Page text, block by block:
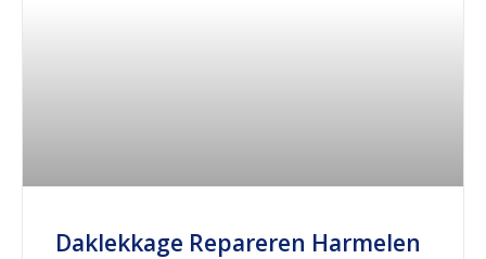
Daklekkage Repareren Harmelen